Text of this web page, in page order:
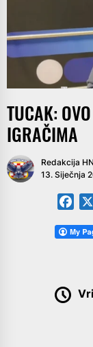
TUCAK:
IGRAČIMA
Redakcija HN
13. Siječnja